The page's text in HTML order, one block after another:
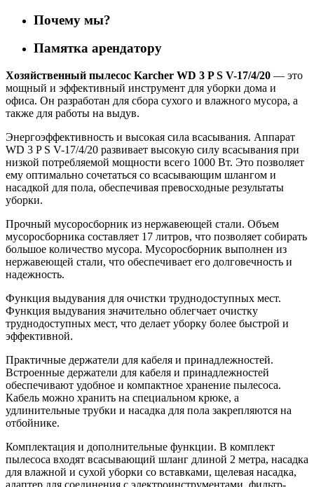
Почему мы?
Памятка арендатору
Хозяйственный пылесос Karcher WD 3 P S V-17/4/20 — это
мощный и эффективный инструмент для уборки дома и
офиса. Он разработан для сбора сухого и влажного мусора, а
также для работы на выдув.
Энергоэффективность и высокая сила всасывания. Аппарат
WD 3 P S V-17/4/20 развивает высокую силу всасывания при
низкой потребляемой мощности всего 1000 Вт. Это позволяет
ему оптимально сочетаться со всасывающим шлангом и
насадкой для пола, обеспечивая превосходные результаты
уборки.
Прочный мусоросборник из нержавеющей стали. Объем
мусоросборника составляет 17 литров, что позволяет собирать
большое количество мусора. Мусоросборник выполнен из
нержавеющей стали, что обеспечивает его долговечность и
надежность.
Функция выдувания для очистки труднодоступных мест.
Функция выдувания значительно облегчает очистку
труднодоступных мест, что делает уборку более быстрой и
эффективной.
Практичные держатели для кабеля и принадлежностей.
Встроенные держатели для кабеля и принадлежностей
обеспечивают удобное и компактное хранение пылесоса.
Кабель можно хранить на специальном крюке, а
удлинительные трубки и насадка для пола закрепляются на
отбойнике.
Комплектация и дополнительные функции. В комплект
пылесоса входят всасывающий шланг длиной 2 метра, насадка
для влажной и сухой уборки со вставками, щелевая насадка,